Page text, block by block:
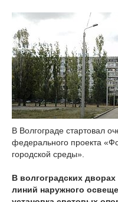
В Волгограде стартовал
федерального проекта
городской среды».
В волгоградских
линий наружного